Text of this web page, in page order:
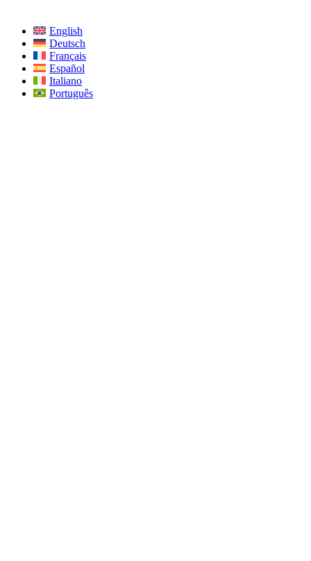
English
Deutsch
Français
Español
Italiano
Português